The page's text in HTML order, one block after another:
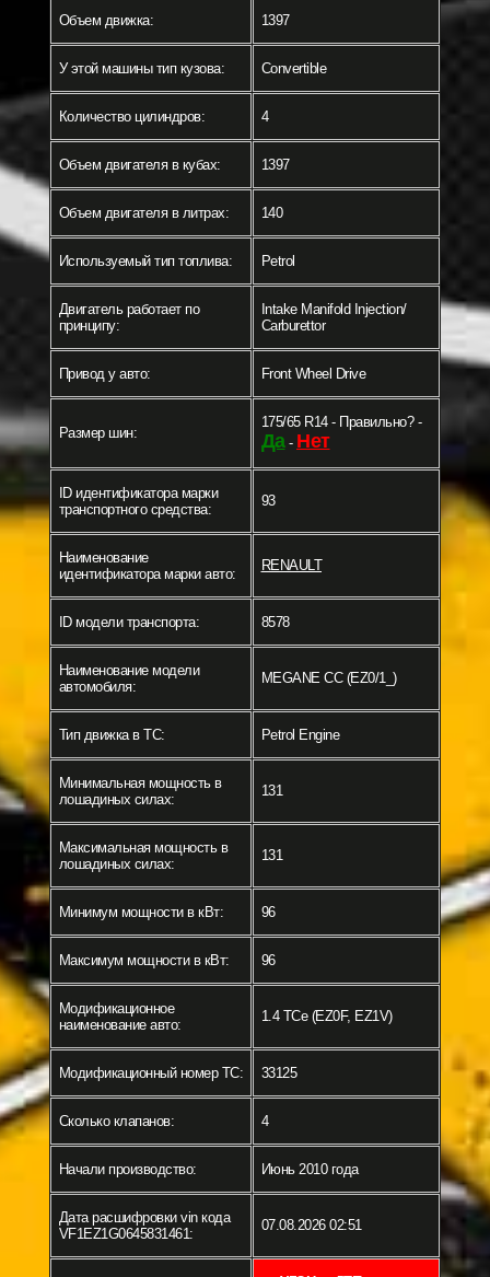
Объем движка: 1397
У этой машины тип кузова: Convertible
Количество цилиндров: 4
Объем двигателя в кубах: 1397
Объем двигателя в литрах: 140
Используемый тип топлива: Petrol
Двигатель работает по
принципу:
Intake Manifold Injection/
Carburettor
Привод у авто: Front Wheel Drive
Размер шин:
175/65 R14 - Правильно? -
Да- Нет
ID идентификатора марки
транспортного средства:
93
Наименование
идентификатора марки авто:
RENAULT
ID модели транспорта: 8578
Наименование модели
автомобиля:
MEGANE CC (EZ0/1_)
Тип движка в ТС: Petrol Engine
Минимальная мощность в
лошадиных силах:
131
Максимальная мощность в
лошадиных силах:
131
Минимум мощности в кВт: 96
Максимум мощности в кВт: 96
Модификационное
наименование авто:
1.4 TCe (EZ0F, EZ1V)
Модификационный номер ТС: 33125
Сколько клапанов: 4
Начали производство: Июнь 2010 года
Дата расшифровки vin кода
VF1EZ1G0645831461:
07.08.2026 02:51